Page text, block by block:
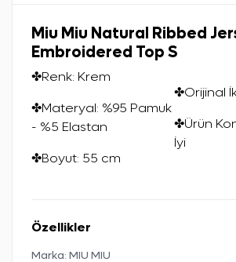
Miu Miu Natural Ribbed
Embroidered Top S
✤Renk: Krem
✤Materyal: %95 Pamuk
- %5 Elastan
✤Boyut: 55 cm
✤Orijinal
✤Ürün
İyi
Özellikler
Marka: MIU MIU